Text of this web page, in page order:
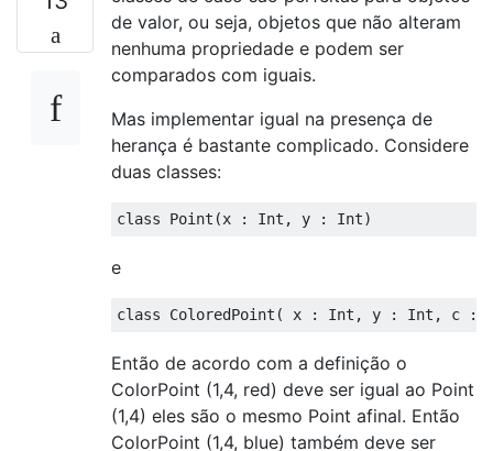
de valor, ou seja, objetos que não alteram
nenhuma propriedade e podem ser
comparados com iguais.
Mas implementar igual na presença de
herança é bastante complicado. Considere
duas classes:
class Point (x : Int , y : Int)
e
class ColoredPoint ( x : Int , y : Int , c :
Então de acordo com a definição o
ColorPoint (1,4, red) deve ser igual ao Point
(1,4) eles são o mesmo Point afinal. Então
ColorPoint (1,4, blue) também deve ser